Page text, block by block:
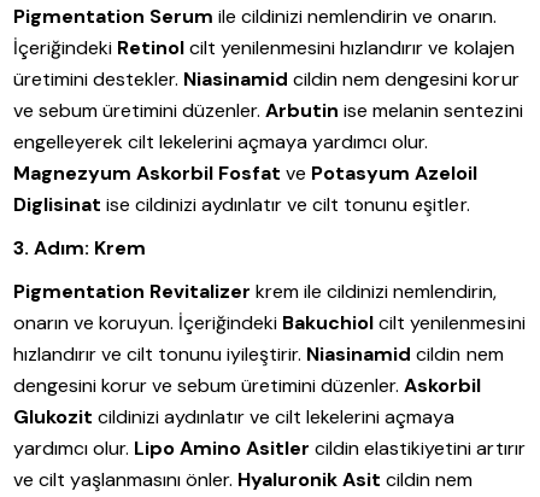
Pigmentation Serum ile cildinizi nemlendirin ve onarın.
İçeriğindeki Retinolcilt yenilenmesini hızlandırır ve kolajen
üretimini destekler. Niasinamid cildin nem dengesini korur
ve sebum üretimini düzenler.Arbutin ise melanin sentezini
engelleyerek cilt lekelerini açmaya yardımcı olur.
Magnezyum Askorbil Fosfat ve Potasyum Azeloil
Diglisinat ise cildinizi aydınlatır ve cilt tonunu eşitler.
3. Adım: Krem
Pigmentation Revitalizer krem ile cildinizi nemlendirin,
onarın ve koruyun. İçeriğindeki Bakuchiolcilt yenilenmesini
hızlandırır ve cilt tonunu iyileştirir. Niasinamid cildin nem
dengesini korur ve sebum üretimini düzenler.Askorbil
Glukozit cildinizi aydınlatır ve cilt lekelerini açmaya
yardımcı olur. Lipo Amino Asitler cildin elastikiyetini artırır
ve cilt yaşlanmasını önler. Hyaluronik Asit cildin nem